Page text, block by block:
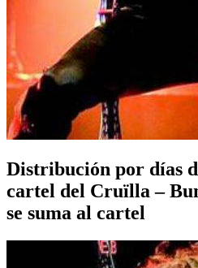
Distribución por días
cartel del Cruïlla –
se suma al cartel